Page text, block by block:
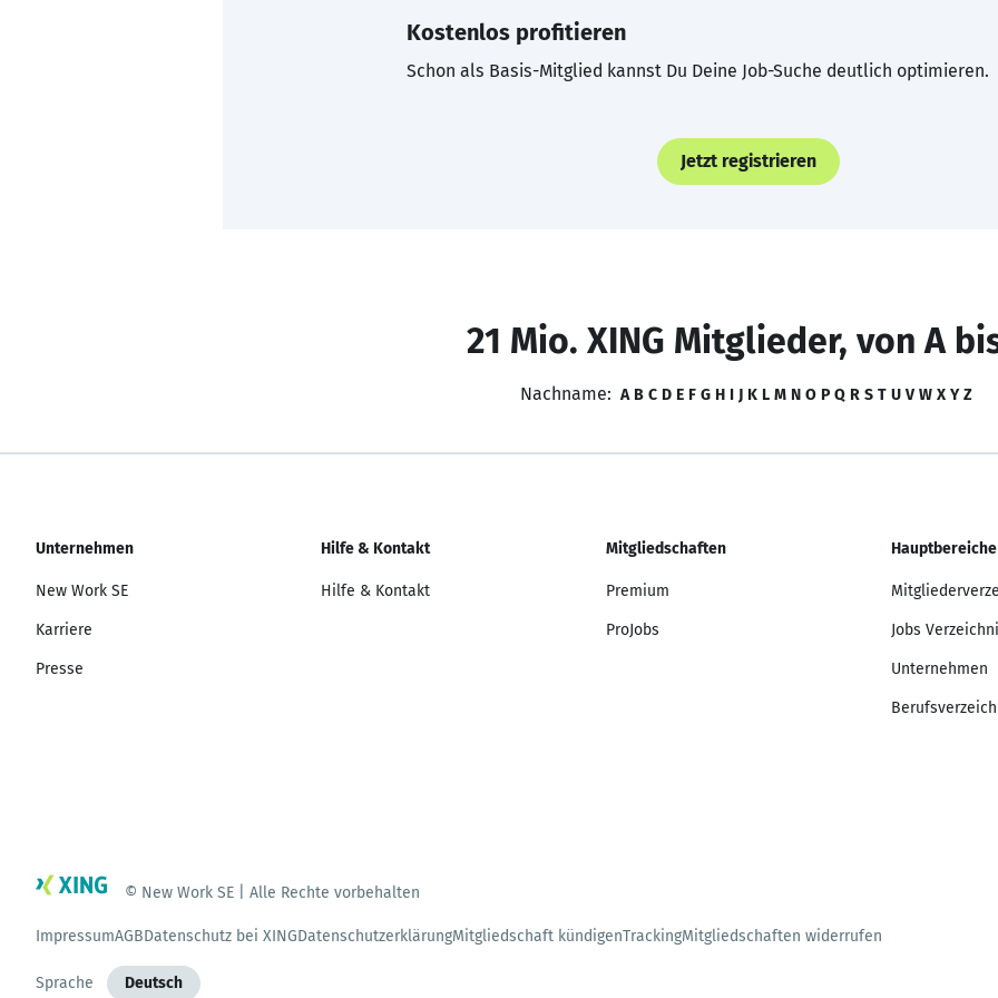
Kostenlos profitieren
Schon als Basis-Mitglied kannst Du Deine Job-Suche deutlich optimieren.
Jetzt registrieren
21 Mio. XING Mitglieder, von A
Nachname: A B C D E F G H I J K L M N O P Q R S T U V W X Y Z
Unternehmen
New Work SE
Karriere
Presse
Hilfe & Kontakt
Hilfe & Kontakt
Mitgliedschaften
Premium
ProJobs
Hauptbereiche
Jobs
Unternehmen
© New Work SE | Alle Rechte vorbehalten
ImpressumAGBDatenschutz bei XINGDatenschutzerklärungMitgliedschaft kündigenTrackingMitgliedschaften widerrufen
Sprache Deutsch